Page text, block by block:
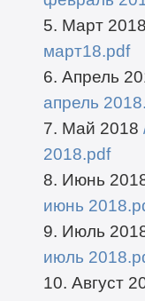
5. Март 2018
март18.pdf
6. Апрель
апрель
7. Май 2018
2018.pdf
8. Июнь
июнь
9. Июль
июль
10. Август